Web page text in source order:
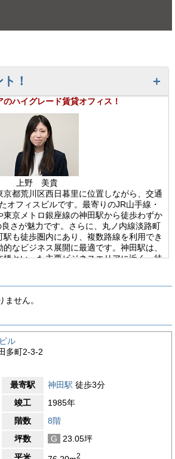
！
のハイグレード賃貸オフィス！
上野 美貴
都荒川区西日暮里に位置しながら、交通
オフィスビルです。最寄りのJR山手線・
東京メトロ銀座線の神田駅から徒歩わずか
さが魅力です。さらに、丸ノ内線淡路町
も徒歩圏内にあり、複数路線を利用でき
なビジネス展開に最適です。神田駅は、
橋といった主要ビジネスエリアに近く、徒
る企業様にとって、特に利便性の高いロ
ことがありません。建物は1994年4月に竣
特徴です。神田警察通りに面した角地に立
も優れています。1フロア55.37坪のワン
様で、プライバシーと集中できる空間を
メリットです。設備面でも充実しており、
天井高は2,540mmと開放感があり、レイ
い構造です。エレベーターは9人乗りが2
機械警備体制が整っており、セキュリテ
ファイバー回線もMDFまで導入されてい
問題ありません。さらに、30台分の機械
用車の利用にも柔軟です。このように神
設備・周辺環境ともにバランスが取れた
ットワークを重視する企業様には特にお
せん。
ル
多町2-3-2
最寄駅 神田駅 徒歩3分
竣工
1985年
階数
8階
坪数
G
23.05坪
2